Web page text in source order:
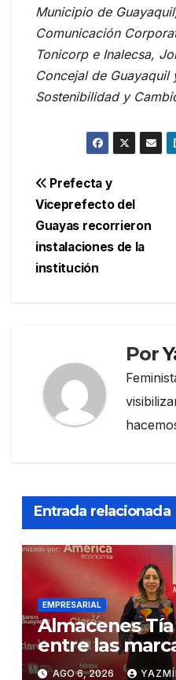
Municipio de
Comunicación
Tonicorp e Inalecsa,
Concejal de
Sostenibilidad y
Navegación
de
entradas
Prefecta y
Viceprefecto del
Guayas recorrieron
instalaciones de la
institución
Por
Entrada relacionada
EMPRESARIAL
Almacenes
entre las
influyentes
AGO 6, 2026